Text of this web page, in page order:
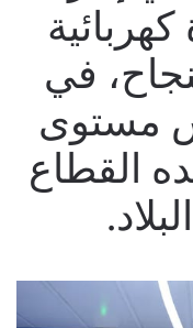
في
مستوى
القطاع